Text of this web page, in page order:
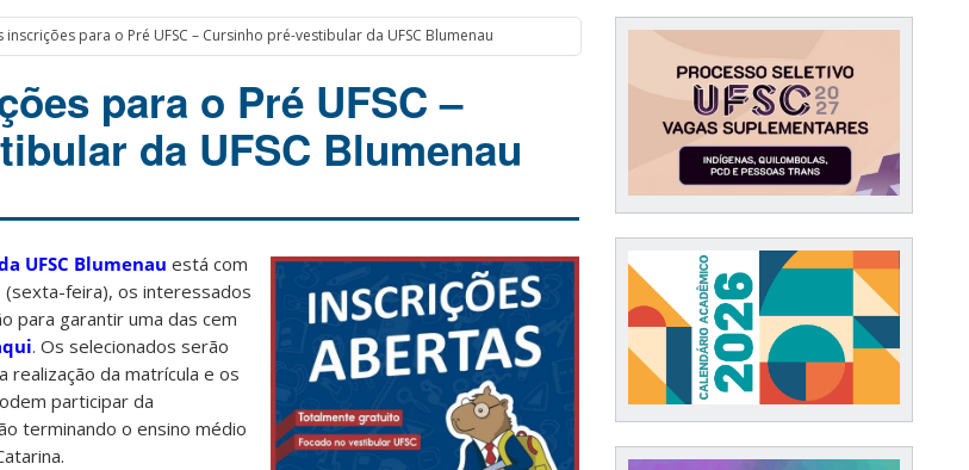
inscrições para o Pré UFSC – Cursinho pré-vestibular da UFSC Blumenau
para o Pré UFSC –
da UFSC Blumenau
UFSC Blumenau está com
(sexta-feira), os interessados
para garantir uma das cem
. Os selecionados serão
realização da matrícula e os
participar da
terminando o ensino médio